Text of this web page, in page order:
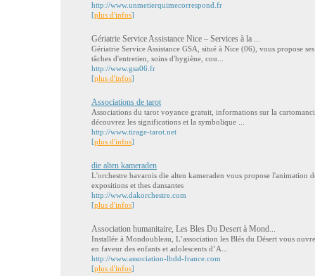
http://www.unmetierquimecorrespond.fr
[plus d'infos]
Gériatrie Service Assistance Nice – Services à la ...
Gériatrie Service Assistance GSA, situé à Nice (06), vous propose
tâches d'entretien, soins d'hygiène, cou...
http://www.gsa06.fr
[plus d'infos]
Associations de tarot
Associations du tarot voyance gratuit, informations sur la
découvrez les significations et la symbolique ...
http://www.tirage-tarot.net
[plus d'infos]
die alten kameraden
L'orchestre bavarois die alten kameraden vous propose l'animation
expositions et thes dansantes
http://www.dakorchestre.com
[plus d'infos]
Association humanitaire, Les Bles Du Desert à Mond...
Installée à Mondoubleau, L’association les Blés du Désert vous
en faveur des enfants et adolescents d’A...
http://www.association-lbdd-france.com
[plus d'infos]